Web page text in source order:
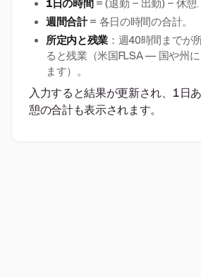
1日の時間 = (退勤 − 出勤) − 休憩.
週間合計= 各日の時間の合計。
所定内と残業 ：週40時間までが
ると残業（米国FLSA — 国や州
ます）。
入力すると結果が更新され、1日
憩の合計も表示されます。